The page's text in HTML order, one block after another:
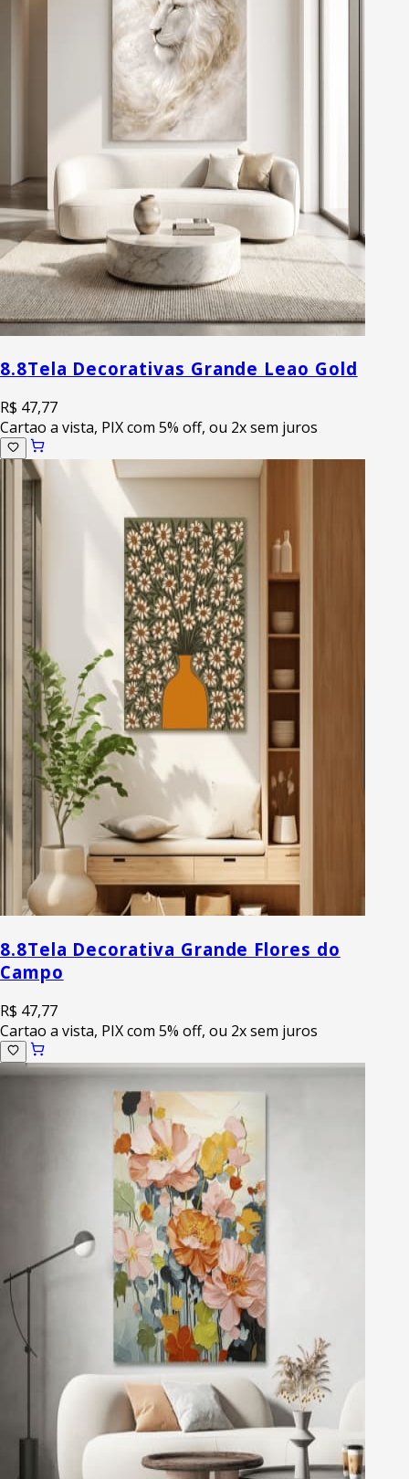
8.8Tela Decorativas Grande Leao Gold
R$ 47,77
Cartao a vista, PIX com 5% off, ou 2x sem juros
8.8Tela Decorativa Grande Flores do
Campo
R$ 47,77
Cartao a vista, PIX com 5% off, ou 2x sem juros